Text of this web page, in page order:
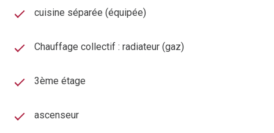
cuisine séparée (équipée)
Chauffage collectif : radiateur (gaz)
3ème étage
ascenseur